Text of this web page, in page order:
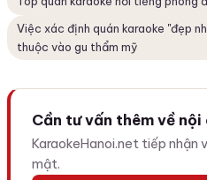
Việc xác định quán karaoke "đẹp
thuộc vào gu thẩm mỹ
Cần tư vấn thêm về nội
KaraokeHanoi.net tiếp nhận
mật.